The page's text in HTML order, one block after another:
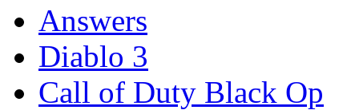
Answers
Diablo 3
Call of Duty Black Op